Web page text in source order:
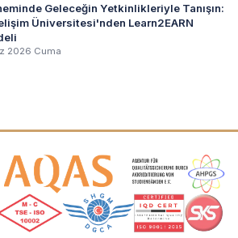
Geleceğin Yetkinlikleriyle Tanışın:
Üniversitesi'nden Learn2EARN
2026 Cuma
ve Üyelik Logoları